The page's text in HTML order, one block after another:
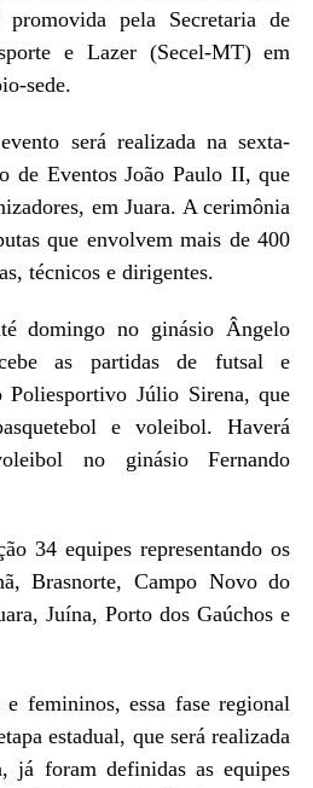
pela Secretaria de
e Lazer (Secel-MT) em
sede.
será realizada na sexta-
de Eventos João Paulo II, que
em Juara. A cerimônia
que envolvem mais de 400
técnicos e dirigentes.
domingo no ginásio Ângelo
as partidas de futsal e
Poliesportivo Júlio Sirena, que
e voleibol. Haverá
no ginásio Fernando
34 equipes representando os
Brasnorte, Campo Novo do
Juína, Porto dos Gaúchos e
femininos, essa fase regional
estadual, que será realizada
já foram definidas as equipes